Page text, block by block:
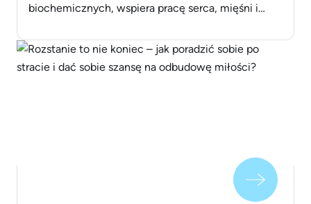
biochemicznych, wspiera pracę serca, mięśni i
wytwarzany w organizmie – musi więc pochodzić
z zewnątrz, a jego głównym źródłem jest